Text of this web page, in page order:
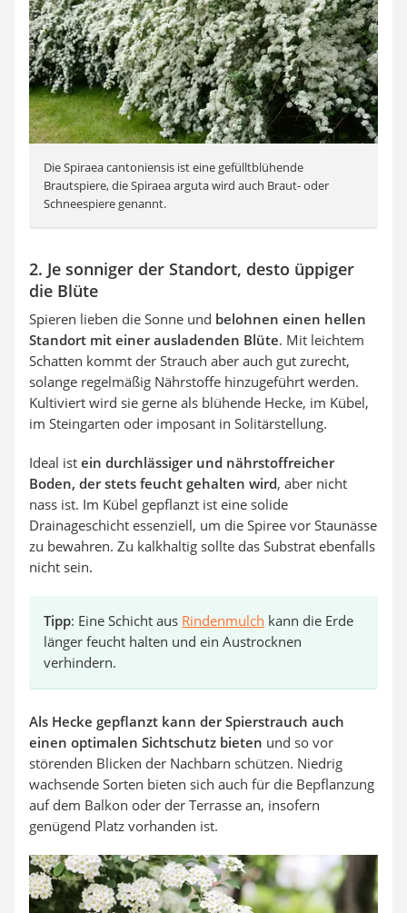
DieSpiraea cantoniensis ist eine gefülltblühende
Brautspiere, die Spiraea arguta wird auch Braut- oder
Schneespiere genannt.
2. Je sonniger der Standort, desto üppiger
die Blüte
Spieren lieben die Sonne und belohnen einen hellen
Standort mit einer ausladenden Blüte. Mit leichtem
Schatten kommt der Strauch aber auch gut zurecht,
solange regelmäßig Nährstoffe hinzugeführt werden.
Kultiviert wird sie gerne als blühende Hecke, im Kübel,
im Steingarten oder imposant in Solitärstellung.
Ideal ist ein durchlässiger und nährstoffreicher
Boden, der stets feucht gehalten wird, aber nicht
nass ist. Im Kübel gepflanzt ist eine solide
Drainageschicht essenziell, um die Spiree vor Staunässe
zu bewahren. Zu kalkhaltig sollte das Substrat ebenfalls
nicht sein.
Tipp: Eine Schicht aus Rindenmulch kann die Erde
länger feucht halten und ein Austrocknen
verhindern.
Als Hecke gepflanzt kann der Spierstrauch auch
einen optimalen Sichtschutz bieten und so vor
störenden Blicken der Nachbarn schützen. Niedrig
wachsende Sorten bieten sich auch für die Bepflanzung
auf dem Balkon oder der Terrasse an, insofern
genügend Platz vorhanden ist.